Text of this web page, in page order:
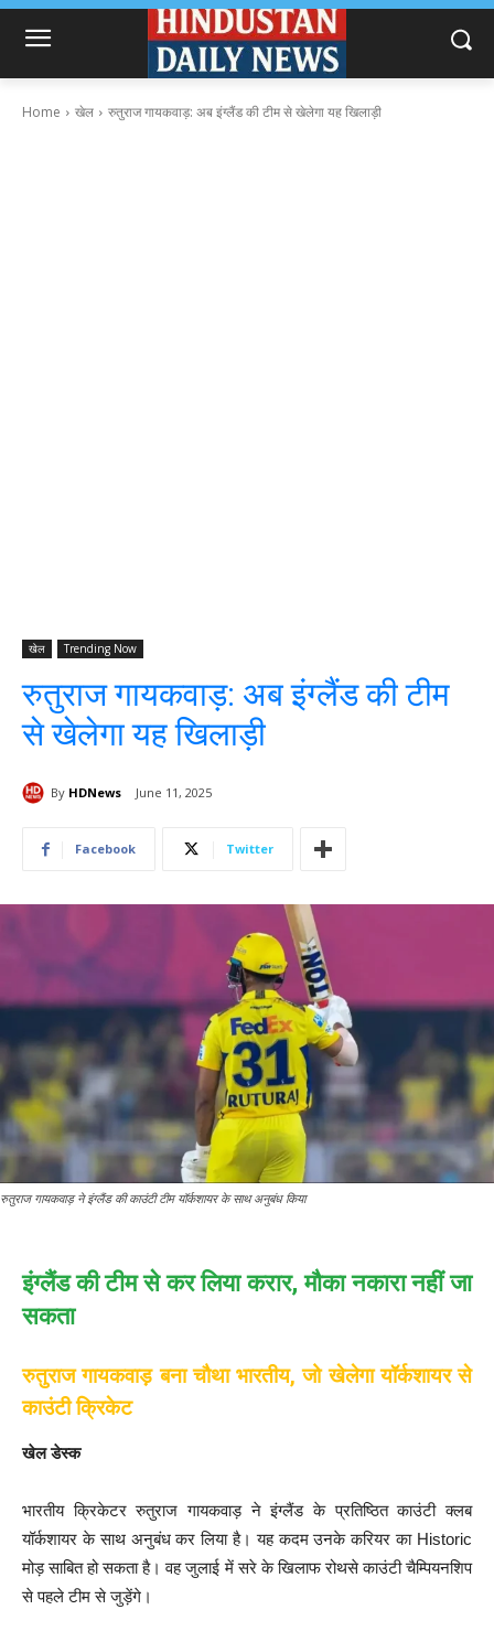
Home खेल रुतुराज गायकवाड़: अब इंग्लैंड की टीम से खेलेगा यह खिलाड़ी
खेल Trending Now
रुतुराज गायकवाड़: अब इंग्लैंड की टीम
से खेलेगा यह खिलाड़ी
By HDNews June 11, 2025
Facebook Twitter
रुतुराज गायकवाड़ ने इंग्लैंड की काउंटी टीम यॉर्कशायर के साथ अनुबंध किया
इंग्लैंड की टीम से कर लिया करार, मौका नकारा नहीं जा
सकता
रुतुराज गायकवाड़ बना चौथा भारतीय, जो खेलेगा यॉर्कशायर से
काउंटी क्रिकेट
खेल डेस्क
भारतीय क्रिकेटर रुतुराज गायकवाड़ ने इंग्लैंड के प्रतिष्ठित काउंटी क्लब
यॉर्कशायर के साथ अनुबंध कर लिया है। यह कदम उनके करियर का Historic
मोड़ साबित हो सकता है। वह जुलाई में सरे के खिलाफ रोथसे काउंटी चैम्पियनशिप
से पहले टीम से जुड़ेंगे।